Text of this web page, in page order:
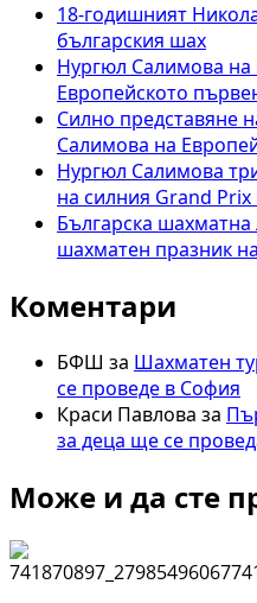
18-годишният
българския шах
Нургюл Салимова на
Европейското
Силно представяне
Салимова на
Нургюл Салимова
на силния Grand
Българска
шахматен празник
Коментари
БФШ за Шахматен
се проведе в София
Краси Павлова за
за деца ще се
Може и да сте